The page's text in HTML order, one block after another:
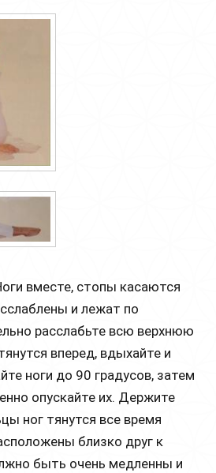
вместе, стопы касаются
и лежат по
расслабьте всю верхнюю
вперед, вдыхайте и
ноги до 90 градусов, затем
опускайте их. Держите
ног тянутся все время
близко друг к
быть очень медленны и